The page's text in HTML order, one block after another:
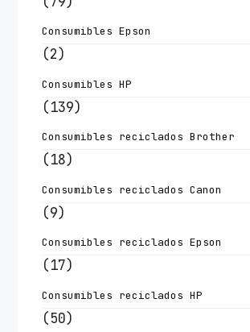
Consumibles Epson
(2)
Consumibles HP
(139)
Consumibles reciclados Brother
(18)
Consumibles reciclados Canon
(9)
Consumibles reciclados Epson
(17)
Consumibles reciclados HP
(50)